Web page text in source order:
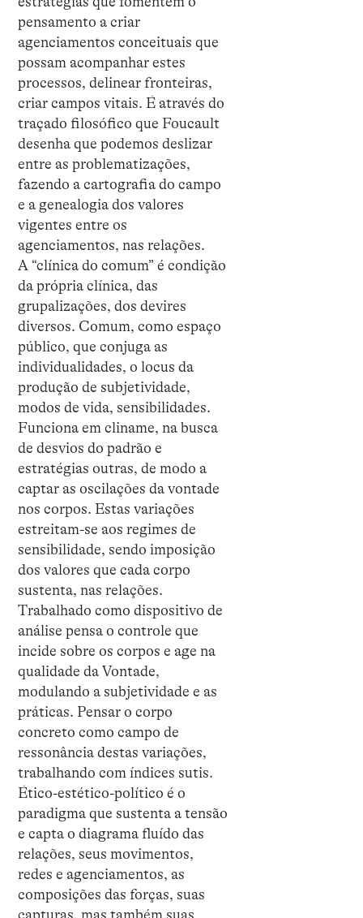
pensamento a criar
agenciamentos conceituais que
possam acompanhar estes
processos, delinear fronteiras,
criar campos vitais. É através do
traçado filosófico que Foucault
desenha que podemos deslizar
entre as problematizações,
fazendo a cartografia do campo
e a genealogia dos valores
vigentes entre os
agenciamentos, nas relações.
A “clínica do comum” é condição
da própria clínica, das
grupalizações, dos devires
diversos. Comum, como espaço
público, que conjuga as
individualidades, o locus da
produção de subjetividade,
modos de vida, sensibilidades.
Funciona em cliname, na busca
de desvios do padrão e
estratégias outras, de modo a
captar as oscilações da vontade
nos corpos. Estas variações
estreitam-se aos regimes de
sensibilidade, sendo imposição
dos valores que cada corpo
sustenta, nas relações.
Trabalhado como dispositivo de
análise pensa o controle que
incide sobre os corpos e age na
qualidade da Vontade,
modulando a subjetividade e as
práticas. Pensar o corpo
concreto como campo de
ressonância destas variações,
trabalhando com índices sutis.
Ético-estético-político é o
paradigma que sustenta a tensão
e capta o diagrama fluído das
relações, seus movimentos,
redes e agenciamentos, as
composições das forças, suas